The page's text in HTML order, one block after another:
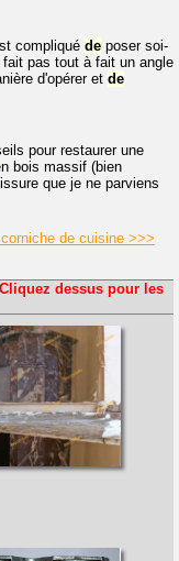
compliqué de poser soi-
pas tout à fait un angle
d'opérer et de
pour restaurer une
bois massif (bien
que je ne parviens
de cuisine >>>
dessus pour les